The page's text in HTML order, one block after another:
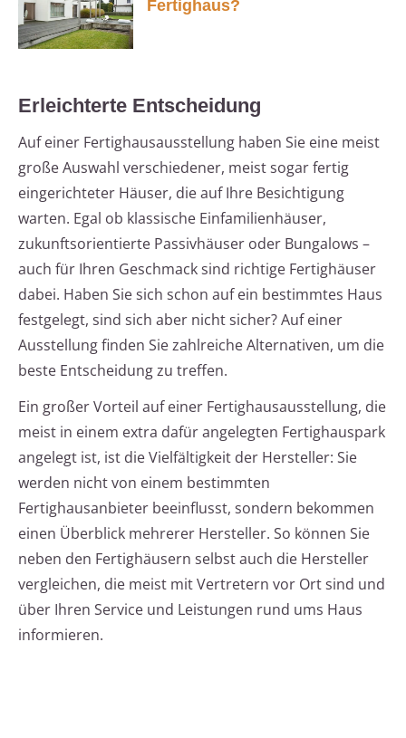
Fertighaus?
Erleichterte Entscheidung
Auf einer Fertighausausstellung haben Sie eine meist
große Auswahl verschiedener, meist sogar fertig
eingerichteter Häuser, die auf Ihre Besichtigung
warten. Egal ob klassische Einfamilienhäuser,
zukunftsorientierte Passivhäuser oder Bungalows –
auch für Ihren Geschmack sind richtige Fertighäuser
dabei. Haben Sie sich schon auf ein bestimmtes Haus
festgelegt, sind sich aber nicht sicher? Auf einer
Ausstellung finden Sie zahlreiche Alternativen, um die
beste Entscheidung zu treffen.
Ein großer Vorteil auf einer Fertighausausstellung, die
meist in einem extra dafür angelegten Fertighauspark
angelegt ist, ist die Vielfältigkeit der Hersteller: Sie
werden nicht von einem bestimmten
Fertighausanbieter beeinflusst, sondern bekommen
einen Überblick mehrerer Hersteller. So können Sie
neben den Fertighäusern selbst auch die Hersteller
vergleichen, die meist mit Vertretern vor Ort sind und
über Ihren Service und Leistungen rund ums Haus
informieren.